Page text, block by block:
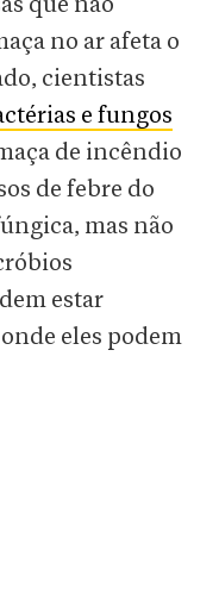
que não
no ar afeta o
cientistas
e fungos
de incêndio
de febre do
mas não
estar
eles podem